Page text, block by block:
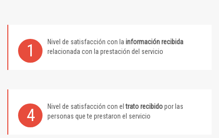
1 Nivel de satisfacción con la información recibida
relacionada con la prestación del servicio
4 Nivel de satisfacción con eltrato recibidopor las
personas que te prestaron el servicio